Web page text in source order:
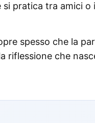
pratica tra amici o
spesso che la
riflessione che